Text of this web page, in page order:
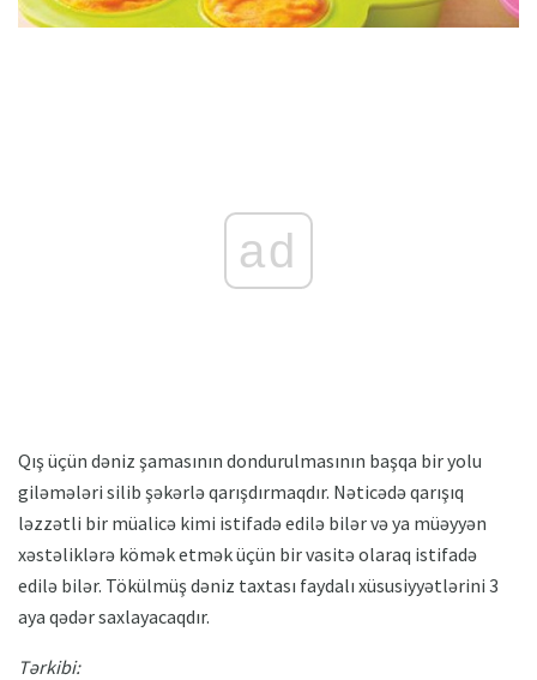
ad
Qış üçün dəniz şamasının dondurulmasının başqa bir yolu
giləmələri silib şəkərlə qarışdırmaqdır. Nəticədə qarışıq
ləzzətli bir müalicə kimi istifadə edilə bilər və ya müəyyən
xəstəliklərə kömək etmək üçün bir vasitə olaraq istifadə
edilə bilər. Tökülmüş dəniz taxtası faydalı xüsusiyyətlərini 3
aya qədər saxlayacaqdır.
Tərkibi: